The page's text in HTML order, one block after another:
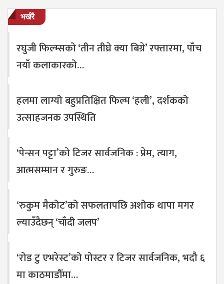
भर्खरै
रघुजी फिल्म्सको ‘तीन तीघ्रे क्या बिग्रे’ रफ्तारमा, पाँच
नयाँ कलाकारको…
हलमा लाग्यो बहुप्रतिक्षित फिल्म ‘हली’, दर्शकको
उत्साहजनक उपस्थिति
‘पेन्सन पट्टा’को टिजर सार्वजनिक : प्रेम, त्याग,
आत्मसम्मान र गुरुङ…
‘रुकुम मैकोट’को सफलतापछि अशोक थापा मगर
ल्याउँदैछन् ‘चाँदी जलप’
‘रोड टु एभरेस्ट’को पोस्टर र टिजर सार्वजनिक, भदौ ६
मा काठमाडौँमा…